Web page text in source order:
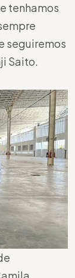
tenhamos
seguiremos
Saito.